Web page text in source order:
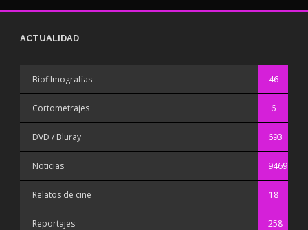
ACTUALIDAD
Biofilmografías 46
Cortometrajes 6
DVD / Bluray 693
Noticias 9469
Relatos de cine 18
Reportajes 258